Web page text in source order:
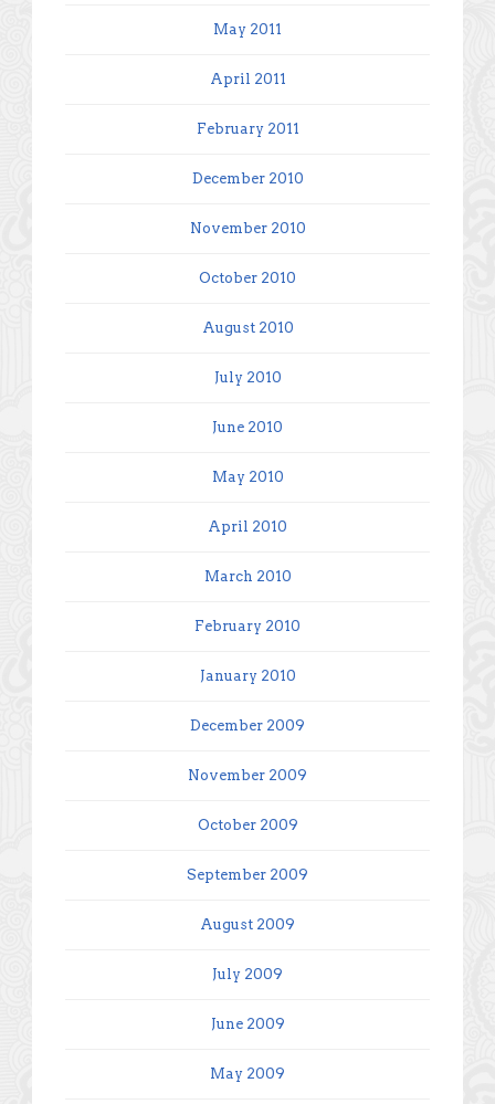
May 2011
April 2011
February 2011
December 2010
November 2010
October 2010
August 2010
July 2010
June 2010
May 2010
April 2010
March 2010
February 2010
January 2010
December 2009
November 2009
October 2009
September 2009
August 2009
July 2009
June 2009
May 2009